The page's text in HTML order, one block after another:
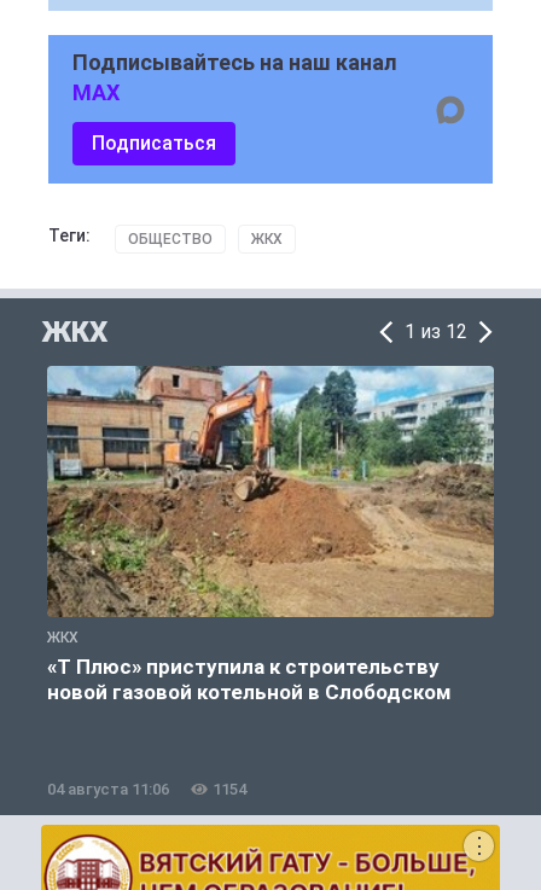
Подписывайтесь на наш канал
MAX
Подписаться
Теги: ОБЩЕСТВО ЖКХ
ЖКХ 1 из 12
ЖКХ
«Т Плюс» приступила к строительству
новой газовой котельной в Слободском
04 августа 11:06 1154